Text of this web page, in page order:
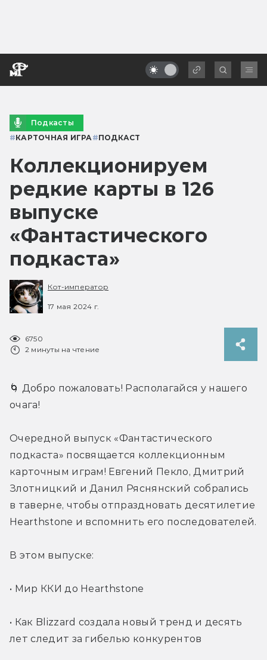
Подкасты
#КАРТОЧНАЯ ИГРА #ПОДКАСТ
Коллекционируем
редкие карты в 126
выпуске
«Фантастического
подкаста»
Кот-император
17 мая 2024 г.
6750
2 минуты на чтение
🌀 Добро пожаловать! Располагайся у нашего
очага!
Очередной выпуск «Фантастического
подкаста» посвящается коллекционным
карточным играм! Евгений Пекло, Дмитрий
Злотницкий и Данил Ряснянский собрались
в таверне, чтобы отпраздновать десятилетие
Hearthstone и вспомнить его последователей.
В этом выпуске:
• Мир ККИ до Hearthstone
• Как Blizzard создала новый тренд и десять
лет следит за гибелью конкурентов